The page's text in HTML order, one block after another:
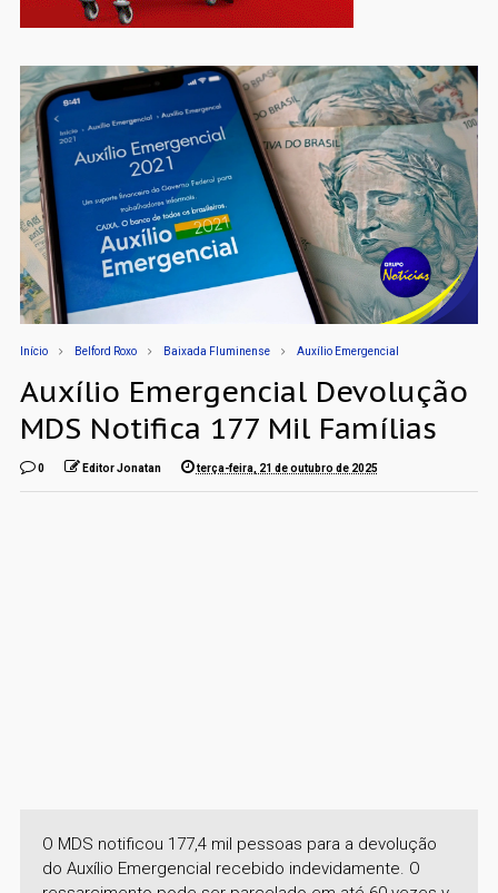
Início Belford Roxo Baixada Fluminense Auxílio Emergencial
Auxílio Emergencial Devolução
MDS Notifica 177 Mil Famílias
0 Editor Jonatan terça-feira, 21 de outubro de 2025
O MDS notificou 177,4 mil pessoas para a devolução
do Auxílio Emergencial recebido indevidamente. O